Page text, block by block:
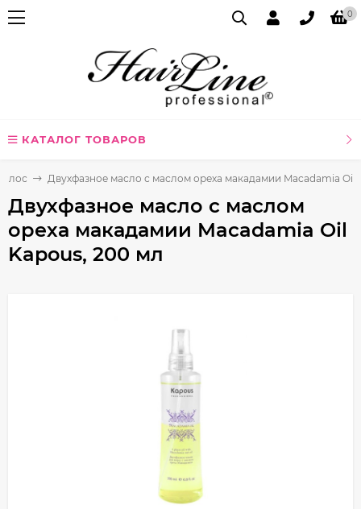
0
КАТАЛОГ ТОВАРОВ
Двухфазное масло с маслом ореха макадамии Macadamia Oil
Двухфазное масло с маслом
ореха макадамии Macadamia Oil
Kapous, 200 мл